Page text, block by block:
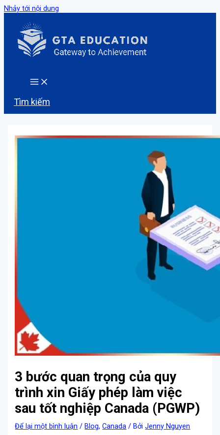
Nhảy tới nội dung
Tìm kiếm
3 bước quan trọng của quy
trình xin Giấy phép làm việc
sau tốt nghiệp Canada (PGWP)
Để lại một bình luận /Blog,Canada / BởiJenny Nguyen